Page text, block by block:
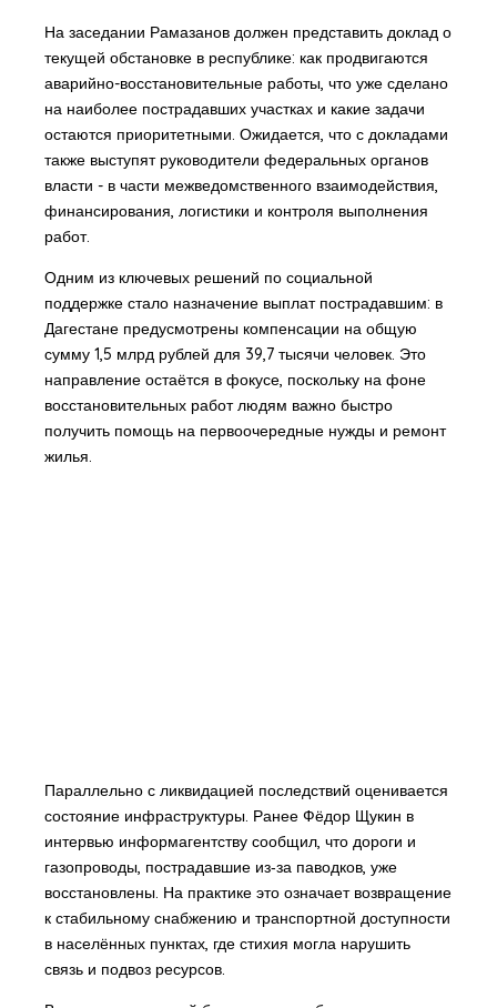
На заседании Рамазанов должен представить доклад о
текущей обстановке в республике: как продвигаются
аварийно-восстановительные работы, что уже сделано
на наиболее пострадавших участках и какие задачи
остаются приоритетными. Ожидается, что с докладами
также выступят руководители федеральных органов
власти - в части межведомственного взаимодействия,
финансирования, логистики и контроля выполнения
работ.
Одним из ключевых решений по социальной
поддержке стало назначение выплат пострадавшим: в
Дагестане предусмотрены компенсации на общую
сумму 1,5 млрд рублей для 39,7 тысячи человек. Это
направление остаётся в фокусе, поскольку на фоне
восстановительных работ людям важно быстро
получить помощь на первоочередные нужды и ремонт
жилья.
Параллельно с ликвидацией последствий оценивается
состояние инфраструктуры. Ранее Фёдор Щукин в
интервью информагентству сообщил, что дороги и
газопроводы, пострадавшие из‑за паводков, уже
восстановлены. На практике это означает возвращение
к стабильному снабжению и транспортной доступности
в населённых пунктах, где стихия могла нарушить
связь и подвоз ресурсов.